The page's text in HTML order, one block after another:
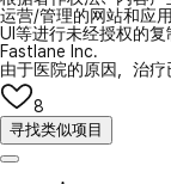
运营/管理的网站和应
UI等进行未经授权的复
Fastlane Inc.
由于医院的原因，治疗
8
寻找类似项目